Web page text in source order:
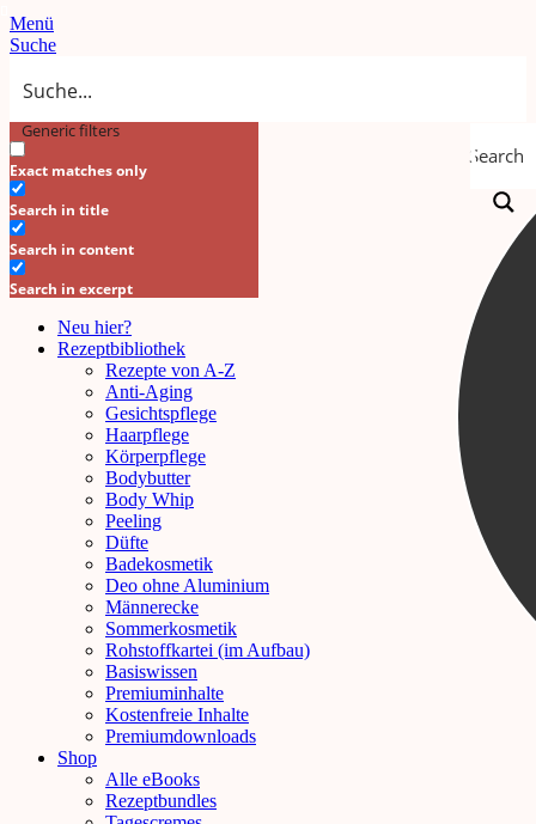
Menü
Suche
Search
Generic filters
Exact matches only
Search in title
Search in content
Search in excerpt
Neu hier?
Rezeptbibliothek
Rezepte von A-Z
Anti-Aging
Gesichtspflege
Haarpflege
Körperpflege
Bodybutter
Body Whip
Peeling
Düfte
Badekosmetik
Deo ohne Aluminium
Männerecke
Sommerkosmetik
Rohstoffkartei (im Aufbau)
Basiswissen
Premiuminhalte
Kostenfreie Inhalte
Premiumdownloads
Shop
Alle eBooks
Rezeptbundles